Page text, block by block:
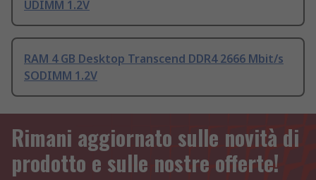
UDIMM 1.2V
RAM 4 GB Desktop Transcend DDR4 2666 Mbit/s
SODIMM 1.2V
Rimani aggiornato sulle novità di
prodotto e sulle nostre offerte!